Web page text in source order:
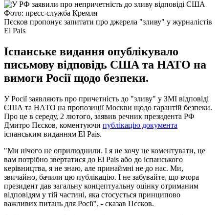
Фото: пресс-служба Кремля
Пєсков пропонує запитати про джерела "зливу" у журналістів
El Pais
Іспанське видання опублікувало
письмову відповідь США та НАТО на
вимоги Росії щодо безпеки.
У Росії заявляють про причетність до "зливу" у ЗМІ відповіді
США та НАТО на пропозиції Москви щодо гарантій безпеки.
Про це в середу, 2 лютого, заявив речник президента РФ
Дмитро Пєсков, коментуючи публікацію документа
іспанським виданням El Pais.
"Ми нічого не оприлюднили. І я не хочу це коментувати, це
вам потрібно звертатися до El Pais або до іспанського
керівництва, я не знаю, але принаймні не до нас. Ми,
звичайно, бачили цю публікацію. І не забувайте, що вчора
президент дав загальну концептуальну оцінку отриманим
відповідям у тій частині, яка стосується принципово
важливих питань для Росії", - сказав Пєсков.